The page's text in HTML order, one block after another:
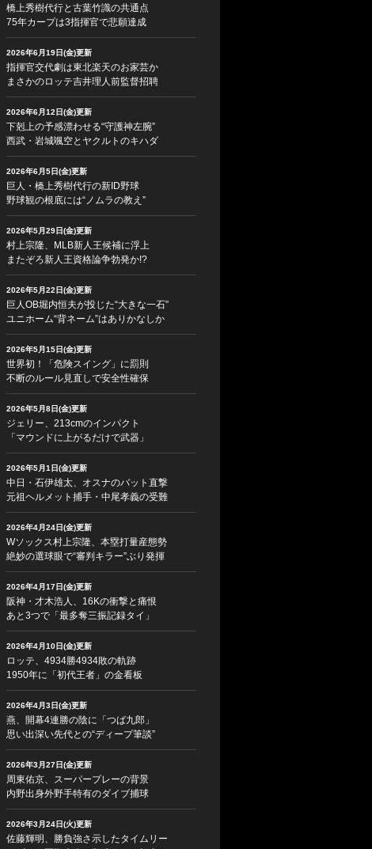
橋上秀樹代行と古葉竹識の共通点
75年カープは3指揮官で悲願達成
2026年6月19日(金)更新
指揮官交代劇は東北楽天のお家芸か
まさかのロッテ吉井理人前監督招聘
2026年6月12日(金)更新
下剋上の予感漂わせる“守護神左腕”
西武・岩城颯空とヤクルトのキハダ
2026年6月5日(金)更新
巨人・橋上秀樹代行の新ID野球
野球観の根底には“ノムラの教え”
2026年5月29日(金)更新
村上宗隆、MLB新人王候補に浮上
またぞろ新人王資格論争勃発か!?
2026年5月22日(金)更新
巨人OB堀内恒夫が投じた“大きな一石”
ユニホーム“背ネーム”はありかなしか
2026年5月15日(金)更新
世界初！「危険スイング」に罰則
不断のルール見直しで安全性確保
2026年5月8日(金)更新
ジェリー、213cmのインパクト
「マウンドに上がるだけで武器」
2026年5月1日(金)更新
中日・石伊雄太、オスナのバット直撃
元祖ヘルメット捕手・中尾孝義の受難
2026年4月24日(金)更新
Wソックス村上宗隆、本塁打量産態勢
絶妙の選球眼で“審判キラー”ぶり発揮
2026年4月17日(金)更新
阪神・才木浩人、16Kの衝撃と痛恨
あと3つで「最多奪三振記録タイ」
2026年4月10日(金)更新
ロッテ、4934勝4934敗の軌跡
1950年に「初代王者」の金看板
2026年4月3日(金)更新
燕、開幕4連勝の陰に「つば九郎」
思い出深い先代との“ディープ筆談”
2026年3月27日(金)更新
周東佑京、スーパープレーの背景
内野出身外野手特有のダイブ捕球
2026年3月24日(火)更新
佐藤輝明、勝負強さ示したタイムリー